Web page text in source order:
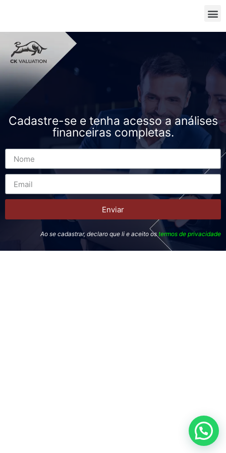
Cadastre-se e tenha acesso a análises
financeiras completas.
Enviar
Ao se cadastrar, declaro que li e aceito os termos de privacidade